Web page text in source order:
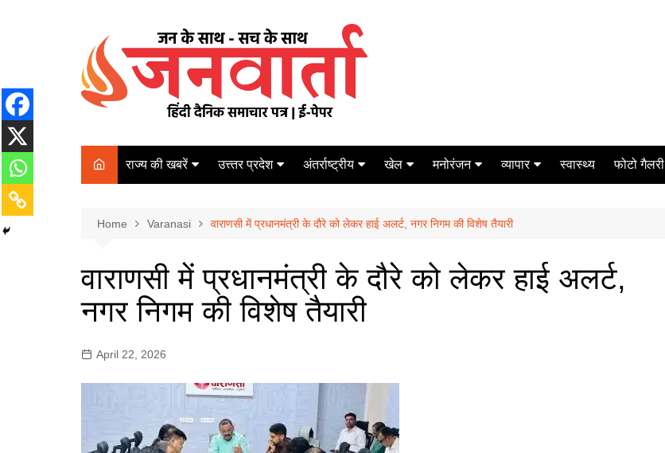
राज्य की खबरें
पटना
कोलकाता
नई दिल्ली
मुम्बई
उत्त्तर प्रदेश
कानपुर
आज़मगढ़
ग़ाज़ीपुर
लखनऊ
सोनभद्र
अंतर्राष्ट्रीय खेल
टेनिस
मनोरंजन
मिर्च मसाला
व्यापार
ऑटो मोबाइल
स्वास्थ्य फोटो गैलरी
Home Varanasi वाराणसी में प्रधानमंत्री के दौरे को लेकर हाई अलर्ट, नगर निगम की विशेष तैयारी
वाराणसी में प्रधानमंत्री के दौरे को लेकर हाई अलर्ट,
नगर निगम की विशेष तैयारी
April 22, 2026